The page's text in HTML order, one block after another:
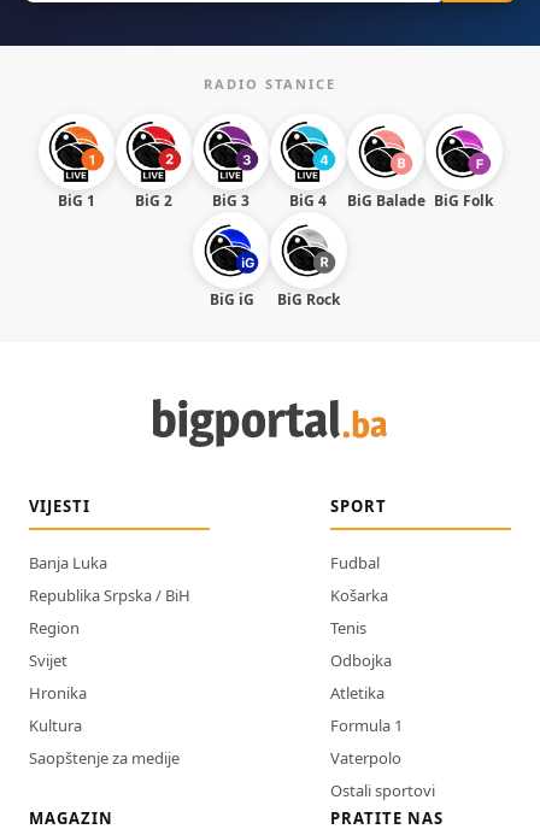
RADIO STANICE
BiG 1 BiG 2 BiG 3 BiG 4 BiG Balade BiG Folk
BiG iG BiG Rock
VIJESTI
Banja Luka
Republika Srpska / BiH
Region
Svijet
Hronika
Kultura
Saopštenje za medije
SPORT
Fudbal
Košarka
Tenis
Odbojka
Atletika
Formula 1
Vaterpolo
Ostali sportovi
MAGAZIN
PRATITE NAS